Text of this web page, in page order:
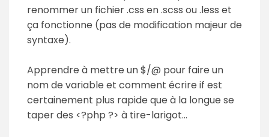
renommer un fichier .css en .scss ou .less et
ça fonctionne (pas de modification majeur de
syntaxe).
Apprendre à mettre un $/@ pour faire un
nom de variable et comment écrire if est
certainement plus rapide que à la longue se
taper des <?php ?> à tire-larigot...